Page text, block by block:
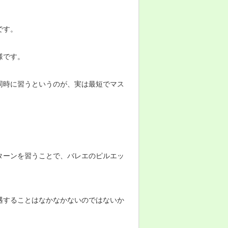
。
す。
に習うというのが、実は最短でマス
ンを習うことで、バレエのピルエッ
ることはなかなかないのではないか